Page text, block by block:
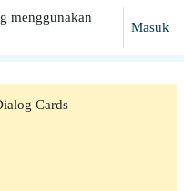
menggunakan
Masuk
Cards